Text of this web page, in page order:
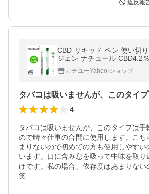
違反報
CBD リキッド ペン 使い切りタイプ メリー
ジェン ナチュール CBD4.2
Disporsable 使い捨て
カチユーYahoo!ショップ
4
タバコは吸いませんが、このタイプは手
ので時々仕事の合間に使用します。こち
まりないので初めての方も使用しやす
います。口に含み息を吸って中味を取
けです。私の場合、依存度はあまりない
笑